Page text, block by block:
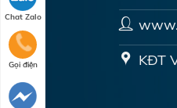
KĐT
Chat Zalo
Gọi điện